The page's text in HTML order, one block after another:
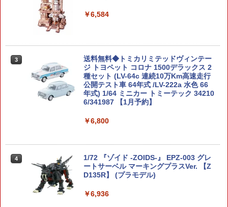
￥6,584
3
送料無料◆トミカリミテッドヴィンテー
ジ トヨペット コロナ 1500デラックス 2
種セット (LV-64c 連続10万Km高速走行
公開テスト車 64年式 /LV-222a 水色 66
年式) 1/64 ミニカー トミーテック 34210
6/341987 【1月予約】
￥6,800
4
1/72 『ゾイド -ZOIDS-』 EPZ-003 グレ
ートサーベル マーキングプラスVer. 【Z
D135R】 (プラモデル)
￥6,936